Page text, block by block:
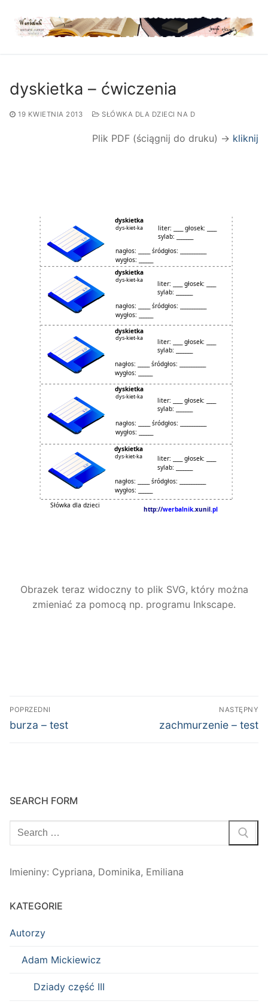
treści
dyskietka – ćwiczenia
19 KWIETNIA 2013 SŁÓWKA DLA DZIECI NA D
Plik PDF (ściągnij do druku) → kliknij
Obrazek teraz widoczny to plik SVG, który można
zmieniać za pomocą np. programu Inkscape.
Nawigacja
wpisu
POPRZEDNI
Poprzedni
burza – test
NASTĘPNY
Następny
zachmurzenie – test
SEARCH FORM
Szukaj:
Imieniny: Cypriana, Dominika, Emiliana
KATEGORIE
Autorzy
Adam Mickiewicz
Dziady część III